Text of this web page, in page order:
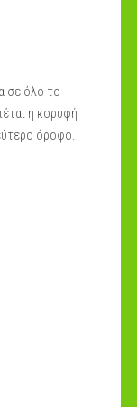
σε όλο το
η κορυφή
όροφο.